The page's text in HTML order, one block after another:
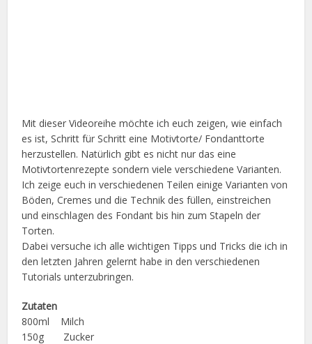
Mit dieser Videoreihe möchte ich euch zeigen, wie einfach
es ist, Schritt für Schritt eine Motivtorte/ Fondanttorte
herzustellen. Natürlich gibt es nicht nur das eine
Motivtortenrezepte sondern viele verschiedene Varianten.
Ich zeige euch in verschiedenen Teilen einige Varianten von
Böden, Cremes und die Technik des füllen, einstreichen
und einschlagen des Fondant bis hin zum Stapeln der
Torten.
Dabei versuche ich alle wichtigen Tipps und Tricks die ich in
den letzten Jahren gelernt habe in den verschiedenen
Tutorials unterzubringen.
Zutaten
800ml Milch
150g Zucker